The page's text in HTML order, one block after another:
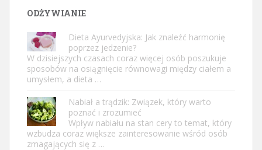
ODŻYWIANIE
Dieta Ayurvedyjska: Jak znaleźć harmonię
poprzez jedzenie?
W dzisiejszych czasach coraz więcej osób poszukuje
sposobów na osiągnięcie równowagi między ciałem a
umysłem, a dieta …
Nabiał a trądzik: Związek, który warto
poznać i zrozumieć
Wpływ nabiału na stan cery to temat, który
wzbudza coraz większe zainteresowanie wśród osób
zmagających się z …